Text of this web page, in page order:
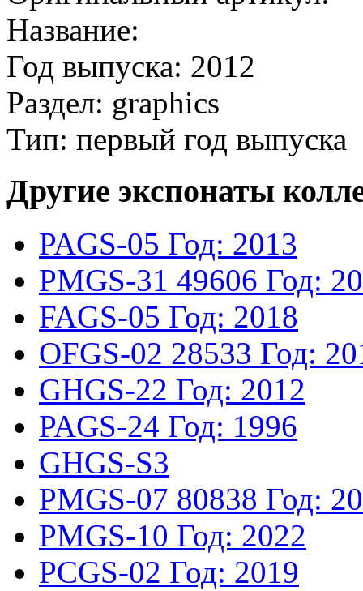
Название:
Год выпуска: 2012
Раздел: graphics
Тип: первый год выпуска
Другие экспонаты
PAGS-05 Год: 2013
PMGS-31 49606 Год:
FAGS-05 Год: 2018
OFGS-02 28533 Год:
GHGS-22 Год: 2012
PAGS-24 Год: 1996
GHGS-S3
PMGS-07 80838 Год:
PMGS-10 Год: 2022
PCGS-02 Год: 2019